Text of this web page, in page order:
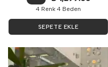
4 Renk 4 Beden
SEPETE EKLE